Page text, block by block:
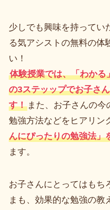
少しでも興味を持ってい
る気アシストの無料の体
い！
体験授業では、「わかる
の3ステッップでお子さ
す！また、お子さんの今
勉強方法などをヒアリン
んにぴったりの勉強法」
ます。
お子さんにとってはもち
まも、効果的な勉強の教